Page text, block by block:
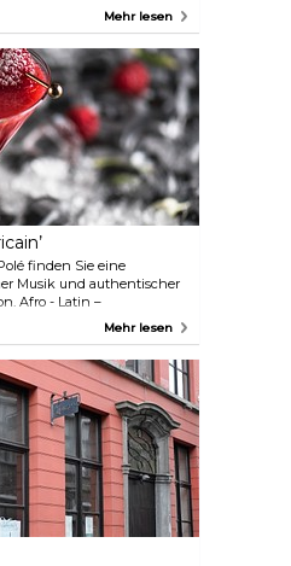
Mehr lesen
finden Sie eine
Musik und authentischer
Afro - Latin –
Mehr lesen